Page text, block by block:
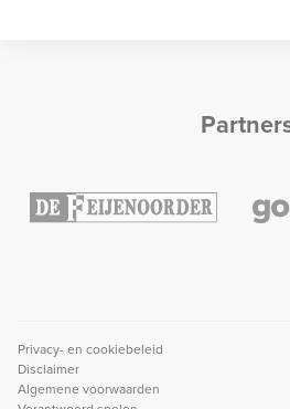
Privacy- en cookiebeleid
Disclaimer
Algemene voorwaarden